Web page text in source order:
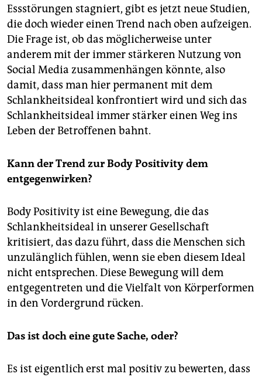
Essstörungen stagniert, gibt es jetzt neue Studien,
die doch wieder einen Trend nach oben aufzeigen.
Die Frage ist, ob das möglicherweise unter
anderem mit der immer stärkeren Nutzung von
Social Media zusammenhängen könnte, also
damit, dass man hier permanent mit dem
Schlankheitsideal konfrontiert wird und sich das
Schlankheitsideal immer stärker einen Weg ins
Leben der Betroffenen bahnt.
Kann der Trend zur Body Positivity dem
entgegenwirken?
Body Positivity ist eine Bewegung, die das
Schlankheitsideal in unserer Gesellschaft
kritisiert, das dazu führt, dass die Menschen sich
unzulänglich fühlen, wenn sie eben diesem Ideal
nicht entsprechen. Diese Bewegung will dem
entgegentreten und die Vielfalt von Körperformen
in den Vordergrund rücken.
Das ist doch eine gute Sache, oder?
Es ist eigentlich erst mal positiv zu bewerten, dass